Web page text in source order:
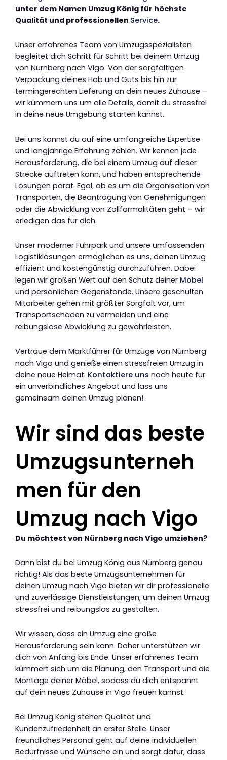
unter dem Namen Umzug König für höchste
Qualität und professionellen Service.
Unser erfahrenes Team von Umzugsspezialisten
begleitet dich Schritt für Schritt bei deinem Umzug
von Nürnberg nach Vigo. Von der sorgfältigen
Verpackung deines Hab und Guts bis hin zur
termingerechten Lieferung an dein neues Zuhause –
wir kümmern uns um alle Details, damit du stressfrei
in deine neue Umgebung starten kannst.
Bei uns kannst du auf eine umfangreiche Expertise
und langjährige Erfahrung zählen. Wir kennen jede
Herausforderung, die bei einem Umzug auf dieser
Strecke auftreten kann, und haben entsprechende
Lösungen parat. Egal, ob es um die Organisation von
Transporten, die Beantragung von Genehmigungen
oder die Abwicklung von Zollformalitäten geht – wir
erledigen das für dich.
Unser moderner Fuhrpark und unsere umfassenden
Logistiklösungen ermöglichen es uns, deinen Umzug
effizient und kostengünstig durchzuführen. Dabei
legen wir großen Wert auf den Schutz deiner Möbel
und persönlichen Gegenstände. Unsere geschulten
Mitarbeiter gehen mit größter Sorgfalt vor, um
Transportschäden zu vermeiden und eine
reibungslose Abwicklung zu gewährleisten.
Vertraue dem Marktführer für Umzüge von Nürnberg
nach Vigo und genieße einen stressfreien Umzug in
deine neue Heimat. Kontaktiere uns noch heute für
ein unverbindliches Angebot und lass uns
gemeinsam deinen Umzug planen!
Wir sind das beste
Umzugsunterneh
men für den
Umzug nach Vigo
Du möchtest von Nürnberg nach Vigo umziehen?
Dann bist du bei Umzug König aus Nürnberg genau
richtig! Als das beste Umzugsunternehmen für
deinen Umzug nach Vigo bieten wir dir professionelle
und zuverlässige Dienstleistungen, um deinen Umzug
stressfrei und reibungslos zu gestalten.
Wir wissen, dass ein Umzug eine große
Herausforderung sein kann. Daher unterstützen wir
dich von Anfang bis Ende. Unser erfahrenes Team
kümmert sich um die Planung, den Transport und die
Montage deiner Möbel, sodass du dich entspannt
auf dein neues Zuhause in Vigo freuen kannst.
Bei Umzug König stehen Qualität und
Kundenzufriedenheit an erster Stelle. Unser
freundliches Personal geht auf deine individuellen
Bedürfnisse und Wünsche ein und sorgt dafür, dass